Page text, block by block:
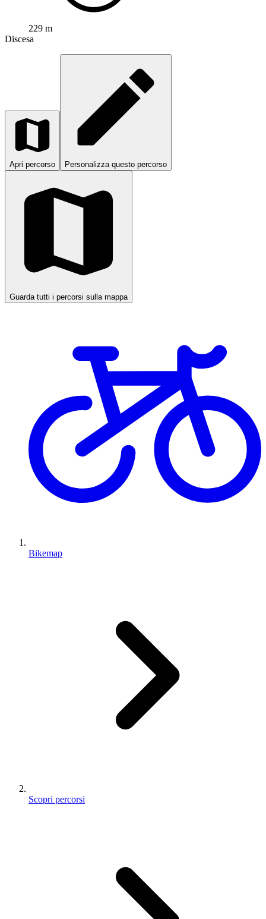
229 m
Discesa
Apri percorso Personalizza questo percorso
Guarda tutti i percorsi sulla mappa
Bikemap
Scopri percorsi